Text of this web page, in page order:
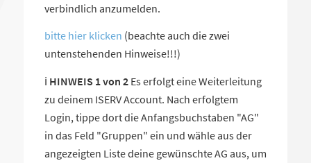
verbindlich anzumelden.
bitte hier klicken (beachte auch die zwei
untenstehenden Hinweise!!!)
ℹ️ HINWEIS 1 von 2Es erfolgt eine Weiterleitung
zu deinem ISERV Account. Nach erfolgtem
Login, tippe dort die Anfangsbuchstaben "AG"
in das Feld "Gruppen" ein und wähle aus der
angezeigten Liste deine gewünschte AG aus, um